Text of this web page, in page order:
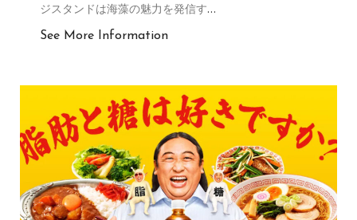
ジスタンドは海藻の魅力を発信す…
See More Information